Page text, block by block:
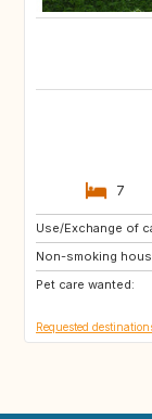
7
Use/Exchange of
Non-smoking
Pet care wanted:
ZA
IT
PT
Requested